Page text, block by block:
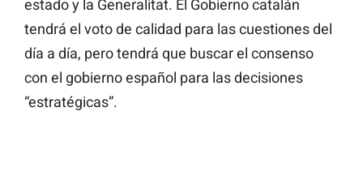
estado y la Generalitat. El Gobierno catalán
tendrá el voto de calidad para las cuestiones del
día a día, pero tendrá que buscar el consenso
con el gobierno español para las decisiones
“estratégicas”.